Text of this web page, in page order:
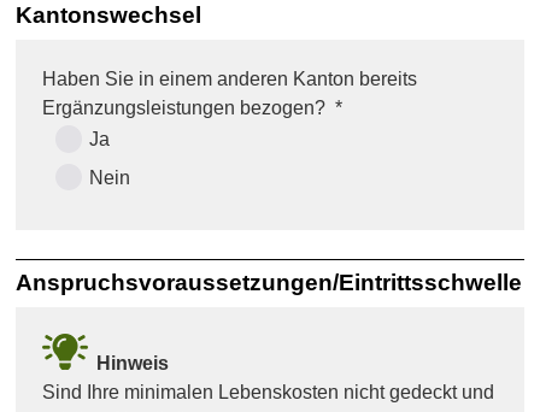
Kantonswechsel
Haben Sie in einem anderen Kanton bereits
Ergänzungsleistungen bezogen? *
Ja
Nein
Anspruchsvoraussetzungen/Eintrittsschwelle
Hinweis
Sind Ihre minimalen Lebenskosten nicht gedeckt und